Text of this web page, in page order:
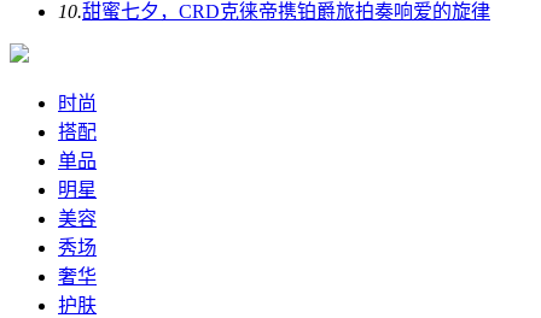
10.甜蜜七夕，CRD克徕帝携铂爵旅拍奏响爱的旋律
时尚
搭配
单品
明星
美容
秀场
奢华
护肤